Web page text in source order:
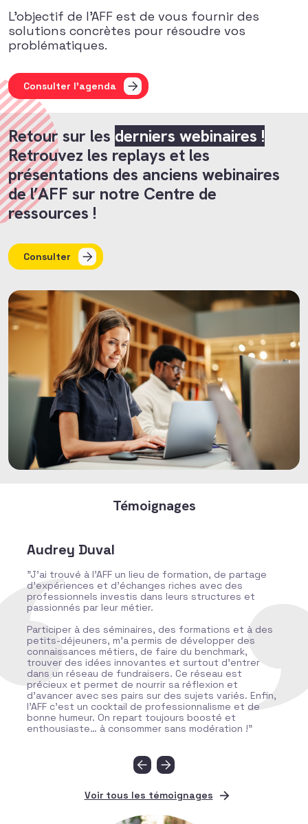
L’objectif de l’AFF est de vous fournir des
solutions concrètes pour résoudre vos
problématiques.
Consulter l'agenda
Retour sur les derniers webinaires !
Retrouvez les replays et les
présentations des anciens webinaires
de l’AFF sur notre Centre de
ressources !
Consulter
Témoignages
Audrey Duval
"J’ai trouvé à l’AFF un lieu de formation, de partage
d’expériences et d’échanges riches avec des
professionnels investis dans leurs structures et
passionnés par leur métier.
Participer à des séminaires, des formations et à des
petits-déjeuners, m’a permis de développer des
connaissances métiers, de faire du benchmark,
trouver des idées innovantes et surtout d’entrer
dans un réseau de fundraisers. Ce réseau est
précieux et permet de nourrir sa réflexion et
d’avancer avec ses pairs sur des sujets variés. Enfin,
l’AFF c’est un cocktail de professionnalisme et de
bonne humeur. On repart toujours boosté et
enthousiaste… à consommer sans modération !"
Voir tous les témoignages